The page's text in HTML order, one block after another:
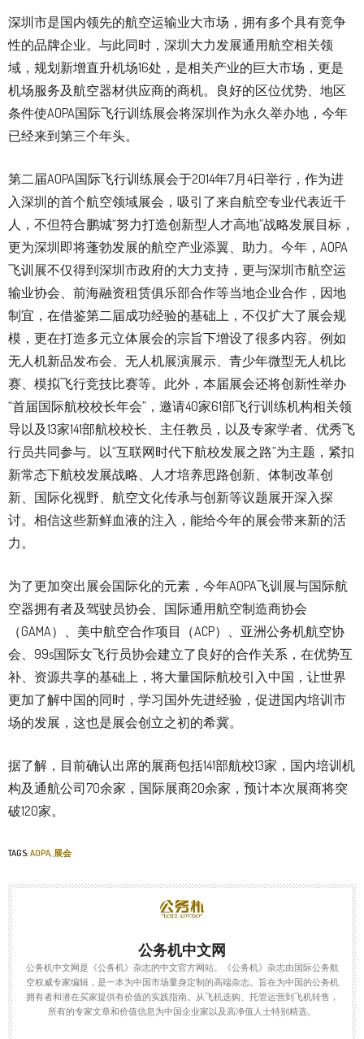
深圳市是国内领先的航空运输业大市场，拥有多个具有竞争
性的品牌企业。与此同时，深圳大力发展通用航空相关领
域，规划新增直升机场16处，是相关产业的巨大市场，更是
机场服务及航空器材供应商的商机。良好的区位优势、地区
条件使AOPA国际飞行训练展会将深圳作为永久举办地，今年
已经来到第三个年头。
第二届AOPA国际飞行训练展会于2014年7月4日举行，作为进
入深圳的首个航空领域展会，吸引了来自航空专业代表近千
人，不但符合鹏城“努力打造创新型人才高地”战略发展目标，
更为深圳即将蓬勃发展的航空产业添翼、助力。今年，AOPA
飞训展不仅得到深圳市政府的大力支持，更与深圳市航空运
输业协会、前海融资租赁俱乐部合作等当地企业合作，因地
制宜，在借鉴第二届成功经验的基础上，不仅扩大了展会规
模，更在打造多元立体展会的宗旨下增设了很多内容。例如
无人机新品发布会、无人机展演展示、青少年微型无人机比
赛、模拟飞行竞技比赛等。此外，本届展会还将创新性举办
“首届国际航校校长年会”，邀请40家61部飞行训练机构相关领
导以及13家141部航校校长、主任教员，以及专家学者、优秀飞
行员共同参与。以“互联网时代下航校发展之路”为主题，紧扣
新常态下航校发展战略、人才培养思路创新、体制改革创
新、国际化视野、航空文化传承与创新等议题展开深入探
讨。相信这些新鲜血液的注入，能给今年的展会带来新的活
力。
为了更加突出展会国际化的元素，今年AOPA飞训展与国际航
空器拥有者及驾驶员协会、国际通用航空制造商协会
（GAMA）、美中航空合作项目（ACP）、亚洲公务机航空协
会、99s国际女飞行员协会建立了良好的合作关系，在优势互
补、资源共享的基础上，将大量国际航校引入中国，让世界
更加了解中国的同时，学习国外先进经验，促进国内培训市
场的发展，这也是展会创立之初的希冀。
据了解，目前确认出席的展商包括141部航校13家，国内培训机
构及通航公司70余家，国际展商20余家，预计本次展商将突
破120家。
TAGS:AOPA, 展会
公务机中文网
公务机中文网是《公务机》杂志的中文官方网站。《公务机》杂志由国际公务航
空权威专家编辑，是一本为中国市场量身定制的高端杂志。旨在为中国的公务机
拥有者和潜在买家提供有价值的实践指南。从飞机选购、托管运营到飞机转售，
所有的专家文章和价值信息为中国企业家以及高净值人士特别精选。